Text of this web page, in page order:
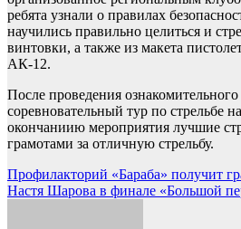
ребята узнали о правилах
научились правильно целиться и
винтовки, а также из макета
АК-12.
После проведения
соревновательный тур по стрельбе
окончаниию мероприятия лучшие
грамотами за отличную стрельбу.
Навигация
по
Профилакторий «Бараба» получит
Настя Шарова в финале «Большой